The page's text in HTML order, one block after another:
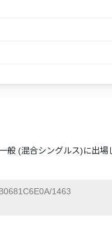
(混合シングルス)に出場
1463